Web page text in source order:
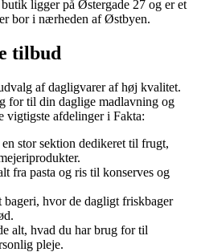
ligger på Østergade 27 og er et
bor i nærheden af Østbyen.
tilbud
af dagligvarer af høj kvalitet.
for til din daglige madlavning og
vigtigste afdelinger i Fakta:
stor sektion dedikeret til frugt,
fra pasta og ris til konserves og
bageri, hvor de dagligt friskbager
alt, hvad du har brug for til
pleje.